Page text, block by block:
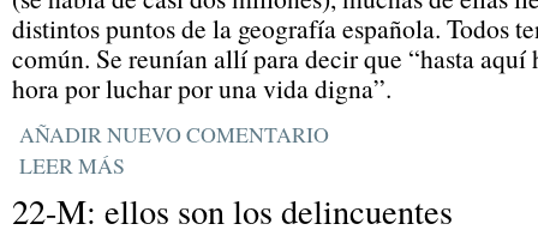
distintos puntos de la geografía española. Todos
común. Se reunían allí para decir que “hasta aquí
hora por luchar por una vida digna”.
AÑADIR NUEVO COMENTARIO
LEER MÁS
22-M: ellos son los delincuentes